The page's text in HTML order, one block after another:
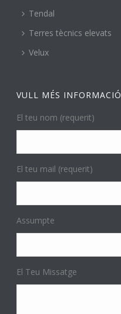
Tendal
Terres tècnics elevats
Velux
VULL MÉS INFORMACIÓ
El teu nom (requerit)
El teu mail (requerit)
Assumpte
El Teu Missatge